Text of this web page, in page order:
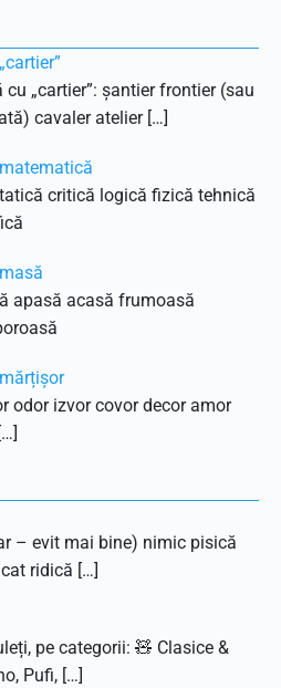
„cartier”: șantier frontier (sau
cavaler atelier […]
critică logică fizică tehnică
apasă acasă frumoasă
odor izvor covor decor amor
– evit mai bine) nimic pisică
ridică […]
pe categorii: 🧸 Clasice &
Pufi, […]